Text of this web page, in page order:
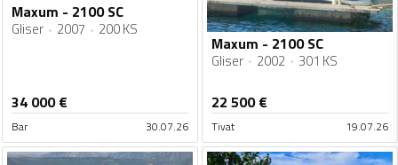
Maxum - 2100 SC
Gliser 2007 200 KS
34 000€
Bar 30.07.26
Maxum - 2100 SC
Gliser 2002 301 KS
22 500€
Tivat 19.07.26